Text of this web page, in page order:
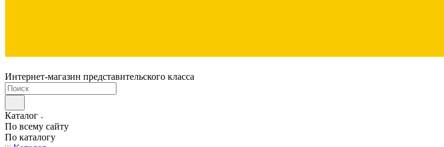
Интернет-магазин представительского класса
Каталог
По всему сайту
По каталогу